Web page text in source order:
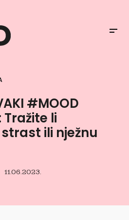
#MOOD
Tražite li
ili nježnu
11.06.2023.